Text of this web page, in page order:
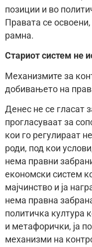
позиции и во
Правата се
рамна.
Стариот систем не
Механизмите за
добивањето на
Денес не се гласат
прогласуваат за
кои го регулираат
роди, под кои
нема правни
економски систем
маjчинство и jа
нема правна
политичка култура
и метафорички, jа
механизми на